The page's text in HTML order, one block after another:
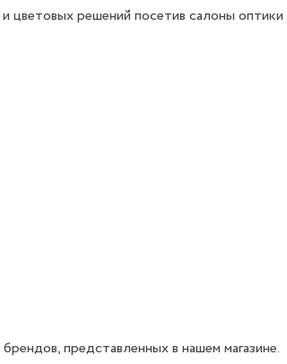
решений посетив салоны
представленных в нашем магазине.